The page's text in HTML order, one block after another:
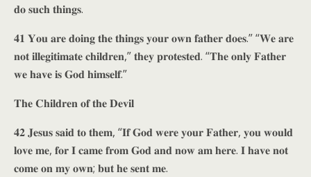
𝐝𝐨 𝐬𝐮𝐜𝐡 𝐭𝐡𝐢𝐧𝐠𝐬.
𝟒𝟏 𝐘𝐨𝐮 𝐚𝐫𝐞 𝐝𝐨𝐢𝐧𝐠 𝐭𝐡𝐞 𝐭𝐡𝐢𝐧𝐠𝐬 𝐲𝐨𝐮𝐫 𝐨𝐰𝐧 𝐟𝐚𝐭𝐡𝐞𝐫 𝐝𝐨𝐞𝐬.” “𝐖𝐞 𝐚𝐫𝐞
𝐧𝐨𝐭 𝐢𝐥𝐥𝐞𝐠𝐢𝐭𝐢𝐦𝐚𝐭𝐞 𝐜𝐡𝐢𝐥𝐝𝐫𝐞𝐧,” 𝐭𝐡𝐞𝐲 𝐩𝐫𝐨𝐭𝐞𝐬𝐭𝐞𝐝. “𝐓𝐡𝐞 𝐨𝐧𝐥𝐲 𝐅𝐚𝐭𝐡𝐞𝐫
𝐰𝐞 𝐡𝐚𝐯𝐞 𝐢𝐬 𝐆𝐨𝐝 𝐡𝐢𝐦𝐬𝐞𝐥𝐟.”
𝐓𝐡𝐞 𝐂𝐡𝐢𝐥𝐝𝐫𝐞𝐧 𝐨𝐟 𝐭𝐡𝐞 𝐃𝐞𝐯𝐢𝐥
𝟒𝟐 𝐉𝐞𝐬𝐮𝐬 𝐬𝐚𝐢𝐝 𝐭𝐨 𝐭𝐡𝐞𝐦, “𝐈𝐟 𝐆𝐨𝐝 𝐰𝐞𝐫𝐞 𝐲𝐨𝐮𝐫 𝐅𝐚𝐭𝐡𝐞𝐫, 𝐲𝐨𝐮 𝐰𝐨𝐮𝐥𝐝
𝐥𝐨𝐯𝐞 𝐦𝐞, 𝐟𝐨𝐫 𝐈 𝐜𝐚𝐦𝐞 𝐟𝐫𝐨𝐦 𝐆𝐨𝐝 𝐚𝐧𝐝 𝐧𝐨𝐰 𝐚𝐦 𝐡𝐞𝐫𝐞. 𝐈 𝐡𝐚𝐯𝐞 𝐧𝐨𝐭
𝐜𝐨𝐦𝐞 𝐨𝐧 𝐦𝐲 𝐨𝐰𝐧; 𝐛𝐮𝐭 𝐡𝐞 𝐬𝐞𝐧𝐭 𝐦𝐞.